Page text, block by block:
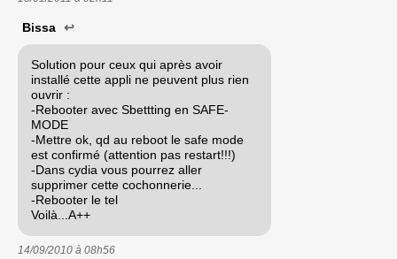
Bissa ↩
Solution pour ceux qui après avoir
installé cette appli ne peuvent plus rien
ouvrir :
-Rebooter avec Sbettting en SAFE-
MODE
-Mettre ok, qd au reboot le safe mode
est confirmé (attention pas restart!!!)
-Dans cydia vous pourrez aller
supprimer cette cochonnerie...
-Rebooter le tel
Voilà...A++
14/09/2010 à 08h56